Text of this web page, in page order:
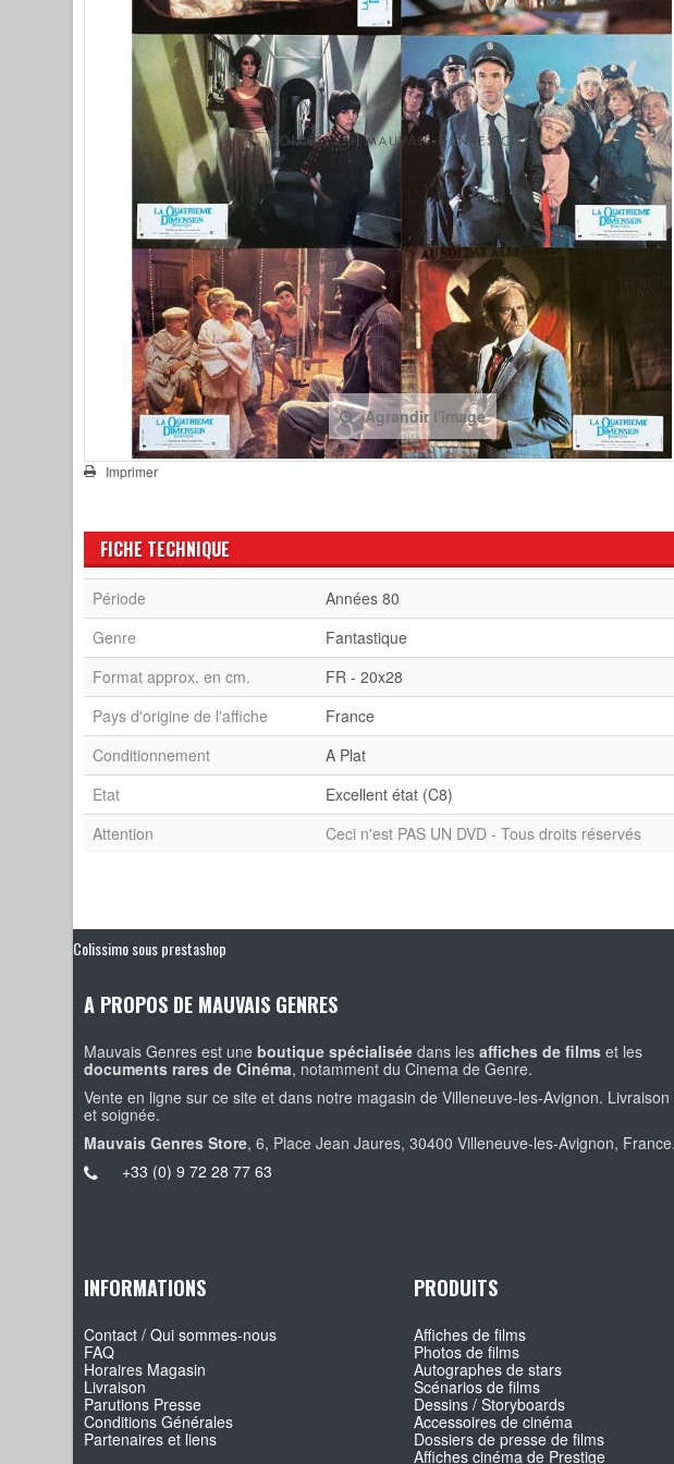
Agrandir l'image
Imprimer
FICHE TECHNIQUE
Période
Années 80
Genre
Fantastique
Format approx. en cm.
FR - 20x28
Pays d'origine de l'affiche
France
Conditionnement
A Plat
Etat
Excellent état (C8)
Attention
Ceci n'est PAS UN DVD - Tous droits réservés
Colissimo sous prestashop
A PROPOS DE MAUVAIS GENRES
Mauvais Genres est uneboutique spécialisée dans lesaffiches de films et les
documents rares de Cinéma, notamment du Cinema de Genre.
Vente en ligne sur ce site et dans notre magasin de Villeneuve-les-Avignon. Livraison
et soignée.
Mauvais Genres Store, 6, Place Jean Jaures, 30400 Villeneuve-les-Avignon, France.
+33 (0) 9 72 28 77 63
INFORMATIONS
Contact / Qui sommes-nous
FAQ
Horaires Magasin
Livraison
Parutions Presse
Conditions Générales
Partenaires et liens
PRODUITS
Affiches de films
Photos de films
Autographes de stars
Scénarios de films
Dessins / Storyboards
Accessoires de cinéma
Dossiers de presse de films
Affiches cinéma de Prestige